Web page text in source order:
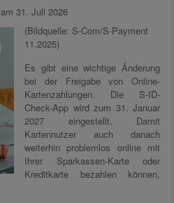
am 31. Juli 2026
(Bildquelle: S-Com/S-Payment
11.2025)
Es gibt eine wichtige Änderung
bei der Freigabe von Online-
Kartenzahlungen. Die S-ID-
Check-App wird zum 31. Januar
2027 eingestellt. Damit
Kartennutzer auch danach
weiterhin problemlos online mit
Ihrer Sparkassen-Karte oder
Kreditkarte bezahlen können,